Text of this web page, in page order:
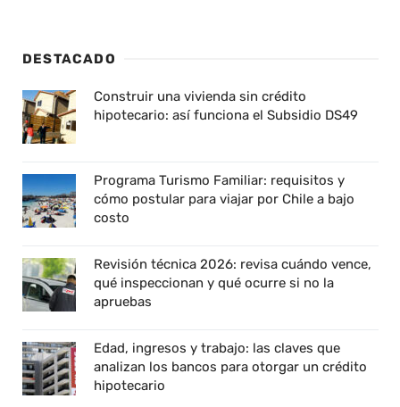
DESTACADO
Construir una vivienda sin crédito
hipotecario: así funciona el Subsidio DS49
Programa Turismo Familiar: requisitos y
cómo postular para viajar por Chile a bajo
costo
Revisión técnica 2026: revisa cuándo vence,
qué inspeccionan y qué ocurre si no la
apruebas
Edad, ingresos y trabajo: las claves que
analizan los bancos para otorgar un crédito
hipotecario